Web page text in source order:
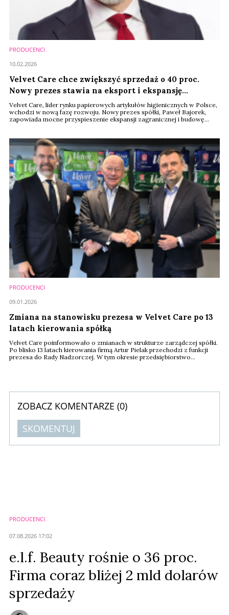
PRODUCENCI
Velvet Care chce zwiększyć sprzedaż o 40 proc.
Nowy prezes stawia na eksport i ekspansję
zagraniczną
Velvet Care, lider rynku papierowych artykułów higienicznych w Polsce,
wchodzi w nową fazę rozwoju. Nowy prezes spółki, Paweł Bajorek,
zapowiada mocne przyspieszenie ekspansji zagranicznej i budowę
wzrostu ma być eksport oraz rozwój mocy produkcyjnych poza Polską
– deklaruje Piotr Bajorek w rozmowie z ...
10.02.2026
PRODUCENCI
Zmiana na stanowisku prezesa w Velvet Care po 13
latach kierowania spółką
Velvet Care poinformowało o zmianach w strukturze zarządczej spółki.
Po blisko 13 latach kierowania firmą Artur Pielak przechodzi z funkcji
prezesa do Rady Nadzorczej. W tym okresie przedsiębiorstwo
09.01.2026
ZOBACZ KOMENTARZE (0)
SKOMENTUJ
PRODUCENCI
07.08.2026 17:02
e.l.f. Beauty rośnie o 36 proc.
Firma coraz bliżej 2 mld dolarów
sprzedaży